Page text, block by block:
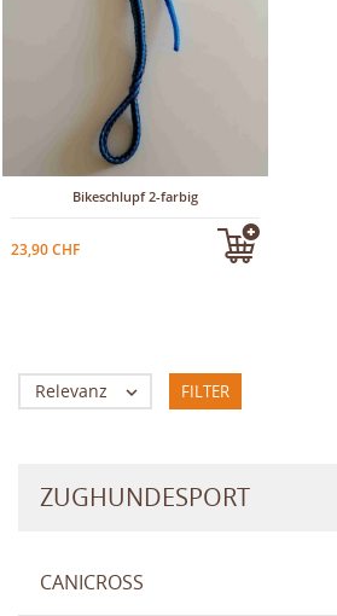
ZUGHUNDESPORT
CANICROSS
Bikeschlupf 2-farbig
23,90 CHF
Relevanz  FILTER